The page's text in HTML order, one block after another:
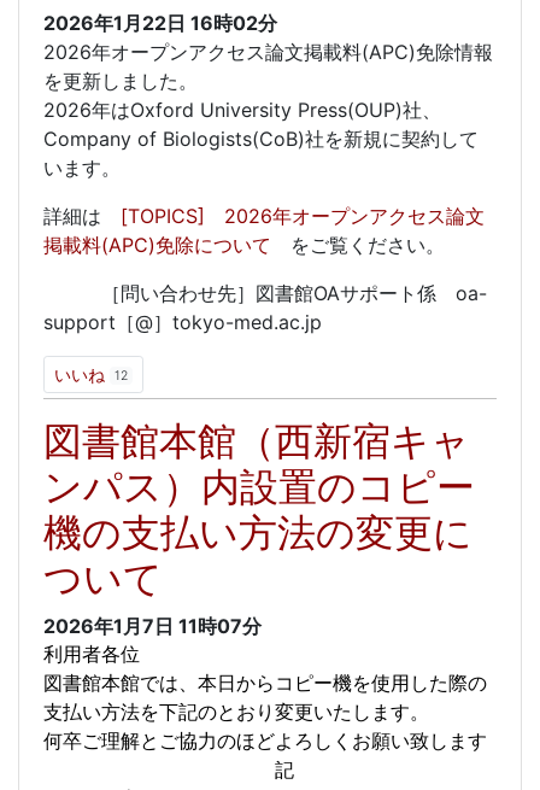
2026年1月22日 16時02分
2026年オープンアクセス論文掲載料(APC)免除情報
を更新しました。
2026年はOxford University Press(OUP)社、
Company of Biologists(CoB)社を新規に契約して
います。
詳細は [TOPICS] 2026年オープンアクセス論文
掲載料(APC)免除について をご覧ください。
［問い合わせ先］図書館OAサポート係 oa-
support［@］tokyo-med.ac.jp
いいね 12
図書館本館（西新宿キャ
ンパス）内設置のコピー
機の支払い方法の変更に
ついて
2026年1月7日 11時07分
利用者各位
図書館本館では、本日からコピー機を使用した際の
支払い方法を下記のとおり変更いたします。
何卒ご理解とご協力のほどよろしくお願い致します
記